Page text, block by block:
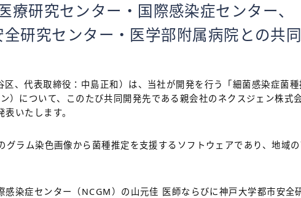
療研究センター・国際感染症センター、
研究センター・医学部附属病院との共
、代表取締役：中島正和）は、当社が開発を行う「細菌感染症菌
）について、このたび共同開発先である親会社のネクスジェン株式
いたします。
ラム染色画像から菌種推定を支援するソフトウェアであり、地域
染症センター（NCGM）の山元佳 医師ならびに神戸大学都市安全